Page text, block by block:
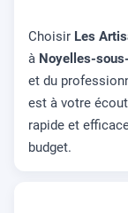
Choisir Les
à Noyelles-
et du
est à votre
rapide et
budget.